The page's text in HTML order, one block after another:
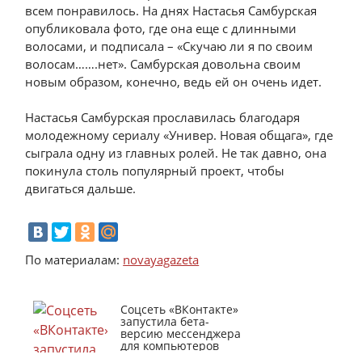
всем понравилось. На днях Настасья Самбурская
опубликовала фото, где она еще с длинными
волосами, и подписала – «Скучаю ли я по своим
волосам…….нет». Самбурская довольна своим
новым образом, конечно, ведь ей он очень идет.
Настасья Самбурская прославилась благодаря
молодежному сериалу «Универ. Новая общага», где
сыграла одну из главных ролей. Не так давно, она
покинула столь популярный проект, чтобы
двигаться дальше.
По материалам: novayagazeta
Соцсеть «ВКонтакте»
запустила бета-
версию мессенджера
для компьютеров